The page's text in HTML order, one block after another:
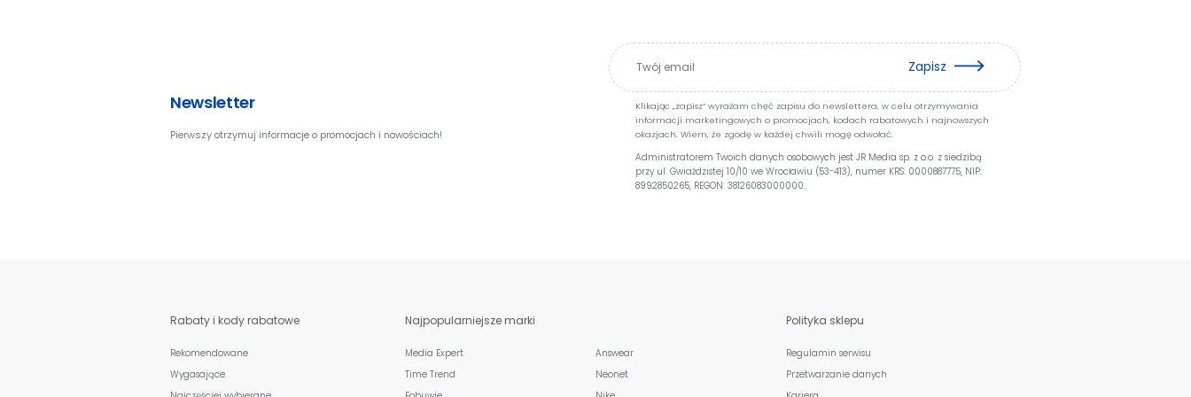
Newsletter
Pierwszy otrzymuj informacje o promocjach i nowościach!
Zapisz
Klikając „zapisz” wyrażam chęć zapisu do newslettera, w celu otrzymywania
informacji marketingowych o promocjach, kodach rabatowych i najnowszych
okazjach. Wiem, że zgodę w każdej chwili mogę odwołać.
Administratorem Twoich danych osobowych jest JR Media sp. z o.o. z siedzibą
przy ul. Gwiaździstej 10/10 we Wrocławiu (53-413), numer KRS: 0000887775, NIP:
8992850265, REGON: 38126083000000.
Rabaty i kody rabatowe
Rekomendowane
Wygasające
Najpopularniejsze marki
Media Expert
Time Trend
Answear
Neonet
Polityka sklepu
Regulamin serwisu
Przetwarzanie danych